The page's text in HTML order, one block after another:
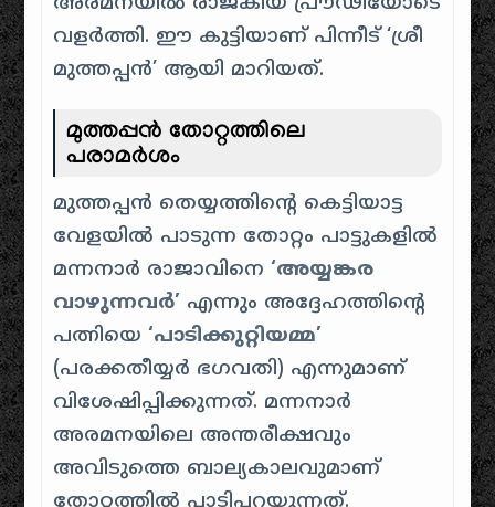
വളർത്തി. ഈ കുട്ടിയാണ് പിന്നീട് ‘ശ്രീ
മുത്തപ്പൻ’ ആയി മാറിയത്.
മുത്തപ്പൻ തോറ്റത്തിലെ
പരാമർശം
മുത്തപ്പൻ തെയ്യത്തിന്റെ കെട്ടിയാട്ട
വേളയിൽ പാടുന്ന തോറ്റം പാട്ടുകളിൽ
മന്നനാർ രാജാവിനെ‘അയ്യങ്കര
വാഴുന്നവർ’ എന്നും അദ്ദേഹത്തിന്റെ
പത്നിയെ‘പാടിക്കുറ്റിയമ്മ’
(പരക്കതീയ്യർ ഭഗവതി) എന്നുമാണ്
വിശേഷിപ്പിക്കുന്നത്. മന്നനാർ
അരമനയിലെ അന്തരീക്ഷവും
അവിടുത്തെ ബാല്യകാലവുമാണ്